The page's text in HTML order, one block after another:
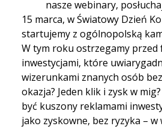
nasze webinary,
15 marca, w Światowy Dzień
startujemy z ogólnopolską
W tym roku ostrzegamy przed
inwestycjami, które
wizerunkami znanych osób
okazja? Jeden klik i zysk w
być kuszony reklamami
jako zyskowne, bez ryzyka – w